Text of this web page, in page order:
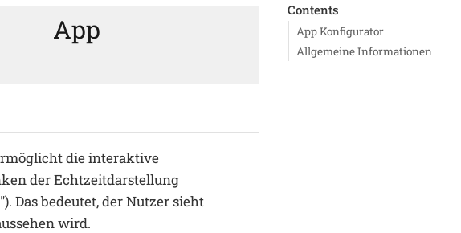
Contents
App Konfigurator
Allgemeine Informationen
App
die interaktive
der Echtzeitdarstellung
Das bedeutet, der Nutzer sieht
wird.